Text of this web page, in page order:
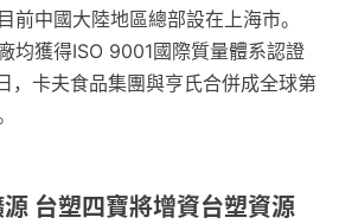
前中國大陸地區總部設在上海市。
均獲得ISO 9001國際質量體系認證
卡夫食品集團與亨氏合併成全球第
台塑四寶將增資台塑資源